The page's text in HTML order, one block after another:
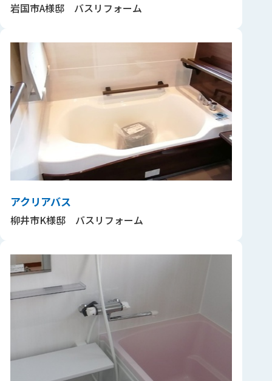
岩国市A様邸 バスリフォーム
アクリアバス
柳井市K様邸 バスリフォーム